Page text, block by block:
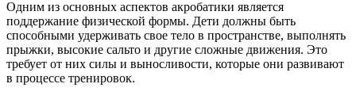
Одним из основных аспектов акробатики является
поддержание физической формы. Дети должны быть
способными удерживать свое тело в пространстве, выполнять
прыжки, высокие сальто и другие сложные движения. Это
требует от них силы и выносливости, которые они развивают
в процессе тренировок.